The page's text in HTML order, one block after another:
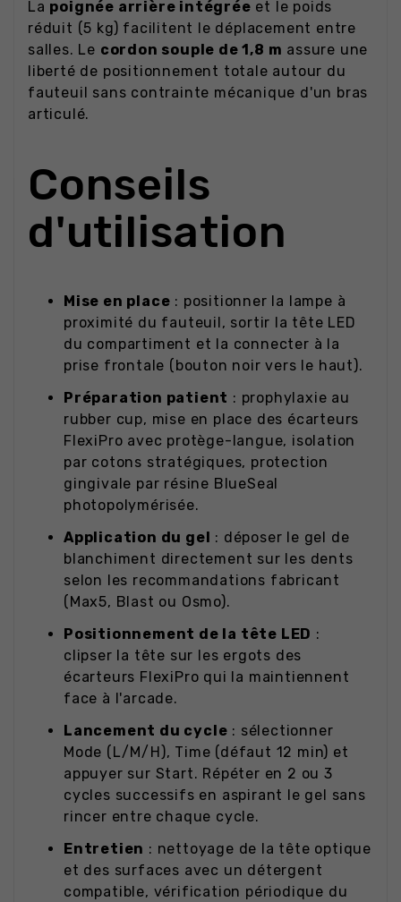
La poignée arrière intégrée et le poids
réduit (5 kg) facilitent le déplacement entre
salles. Le cordon souple de 1,8 m assure une
liberté de positionnement totale autour du
fauteuil sans contrainte mécanique d'un bras
articulé.
Conseils
d'utilisation
Mise en place : positionner la lampe à
proximité du fauteuil, sortir la tête LED
du compartiment et la connecter à la
prise frontale (bouton noir vers le haut).
Préparation patient : prophylaxie au
rubber cup, mise en place des écarteurs
FlexiPro avec protège-langue, isolation
par cotons stratégiques, protection
gingivale par résine BlueSeal
photopolymérisée.
Application du gel : déposer le gel de
blanchiment directement sur les dents
selon les recommandations fabricant
(Max5, Blast ou Osmo).
Positionnement de la tête LED :
clipser la tête sur les ergots des
écarteurs FlexiPro qui la maintiennent
face à l'arcade.
Lancement du cycle : sélectionner
Mode (L/M/H), Time (défaut 12 min) et
appuyer sur Start. Répéter en 2 ou 3
cycles successifs en aspirant le gel sans
rincer entre chaque cycle.
Entretien : nettoyage de la tête optique
et des surfaces avec un détergent
compatible, vérification périodique du